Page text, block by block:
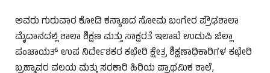
ಅವರು ಗುರುವಾರ ಕೋಡಿ ಕನ್ಯಾಣದ ಸೋಮ ಬಂಗೇರ ಪ್ರೌಢಶಾಲಾ
ಮೈದಾನದಲ್ಲಿ ಶಾಲಾ ಶಿಕ್ಷಣ ಮತ್ತು ಸಾಕ್ಷರತೆ ಇಲಾಖೆ ಉಡುಪಿ ಜಿಲ್ಲಾ
ಪಂಚಾಯತ್ ಉಪ ನಿರ್ದೇಶಕರ ಕಛೇರಿ ಕ್ಷೇತ್ರ ಶಿಕ್ಷಣಾಧಿಕಾರಿಗಳ ಕಛೇರಿ
ಬ್ರಹ್ಮಾವರ ವಲಯ ಮತ್ತು ಸರಕಾರಿ ಹಿರಿಯ ಪ್ರಾಥಮಿಕ ಶಾಲೆ,